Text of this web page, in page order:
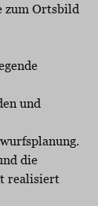
zum Ortsbild
und
die
realisiert